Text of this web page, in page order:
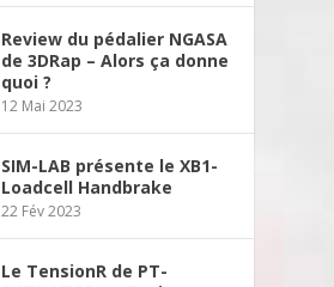
Review du pédalier NGASA
de 3DRap – Alors ça donne
quoi ?
12 Mai 2023
SIM-LAB présente le XB1-
Loadcell Handbrake
22 Fév 2023
Le TensionR de PT-